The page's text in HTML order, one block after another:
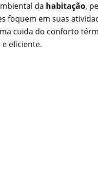
da habitação,
foquem em suas
cuida do conforto
eficiente.